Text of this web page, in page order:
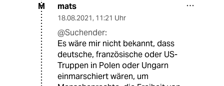
M mats
18.08.2021, 11:21 Uhr
@Suchender:
Es wäre mir nicht bekannt, dass
deutsche, französische oder US-
Truppen in Polen oder Ungarn
einmarschiert wären, um